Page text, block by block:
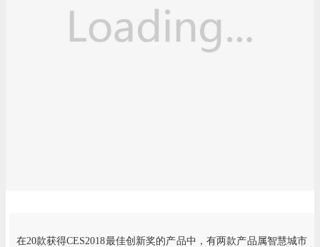
在20款获得CES2018最佳创新奖的产品中，有两款产品属智慧城市